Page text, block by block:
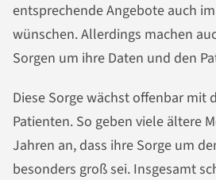
entsprechende Angebote auch
wünschen. Allerdings machen
Sorgen um ihre Daten und den
Diese Sorge wächst offenbar mit
Patienten. So geben viele ältere
Jahren an, dass ihre Sorge um
besonders groß sei. Insgesamt